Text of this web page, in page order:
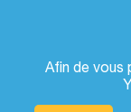
Afin de vous